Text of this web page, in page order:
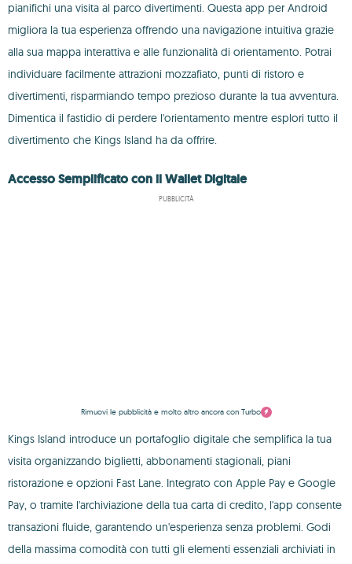
pianifichi una visita al parco divertimenti. Questa app per Android
migliora la tua esperienza offrendo una navigazione intuitiva grazie
alla sua mappa interattiva e alle funzionalità di orientamento. Potrai
individuare facilmente attrazioni mozzafiato, punti di ristoro e
divertimenti, risparmiando tempo prezioso durante la tua avventura.
Dimentica il fastidio di perdere l'orientamento mentre esplori tutto il
divertimento che Kings Island ha da offrire.
Accesso Semplificato con il Wallet Digitale
PUBBLICITÀ
Rimuovi le pubblicità e molto altro ancora con Turbo
Kings Island introduce un portafoglio digitale che semplifica la tua
visita organizzando biglietti, abbonamenti stagionali, piani
ristorazione e opzioni Fast Lane. Integrato con Apple Pay e Google
Pay, o tramite l'archiviazione della tua carta di credito, l'app consente
transazioni fluide, garantendo un'esperienza senza problemi. Godi
della massima comodità con tutti gli elementi essenziali archiviati in